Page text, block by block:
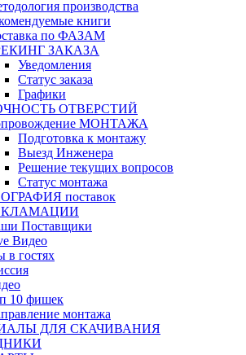
производства
книги
по ФАЗАМ
ЗАКАЗА
Уведомления
Статус заказа
Графики
ОТВЕРСТИЙ
МОНТАЖА
Подготовка к монтажу
Выезд Инженера
Решение текущих вопросов
Статус монтажа
поставок
Поставщики
Видео
в гостях
10 фишек
монтажа
ДЛЯ СКАЧИВАНИЯ